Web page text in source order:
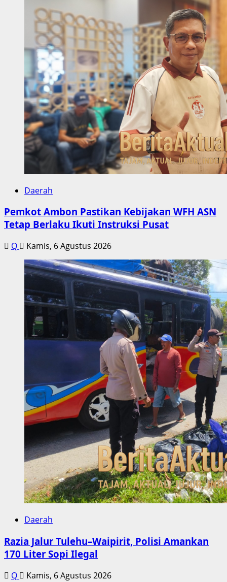
Daerah
Pemkot Ambon Pastikan Kebijakan WFH ASN
Tetap Berlaku Ikuti Instruksi Pusat
Q Kamis, 6 Agustus 2026
Daerah
Razia Jalur Tulehu–Waipirit, Polisi Amankan
170 Liter Sopi Ilegal
Q Kamis, 6 Agustus 2026